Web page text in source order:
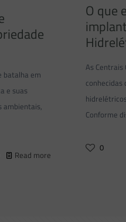
batalha em
e suas
ambientais,
Read more
O que
As
conhecidas
Conforme
0